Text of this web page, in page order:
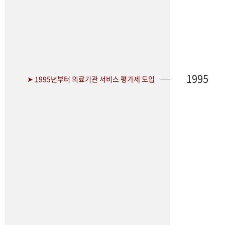
➤ 1995년부터 의료기관 서비스 평가제 도입 1995